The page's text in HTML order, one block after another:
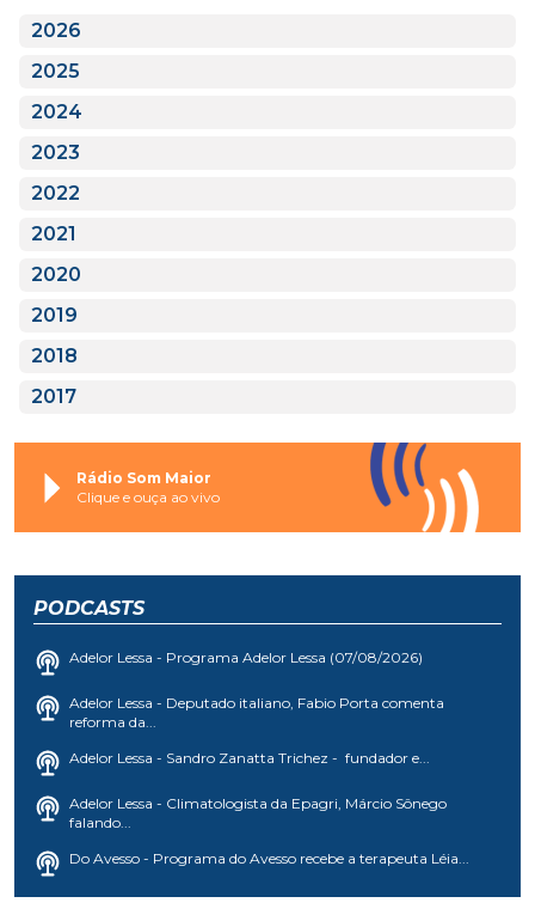
2026
2025
2024
2023
2022
2021
2020
2019
2018
2017
Rádio Som Maior
Clique e ouça ao vivo
PODCASTS
Adelor Lessa - Programa Adelor Lessa (07/08/2026)
Adelor Lessa - Deputado italiano, Fabio Porta comenta
reforma da...
Adelor Lessa - Sandro Zanatta Trichez - fundador e...
Adelor Lessa - Climatologista da Epagri, Márcio Sônego
falando...
Do Avesso - Programa do Avesso recebe a terapeuta Léia...